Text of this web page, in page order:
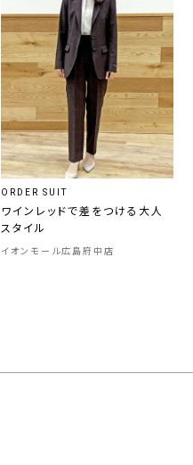
ORDER SUIT
ワインレッドで差をつける大人
スタイル
イオンモール広島府中店